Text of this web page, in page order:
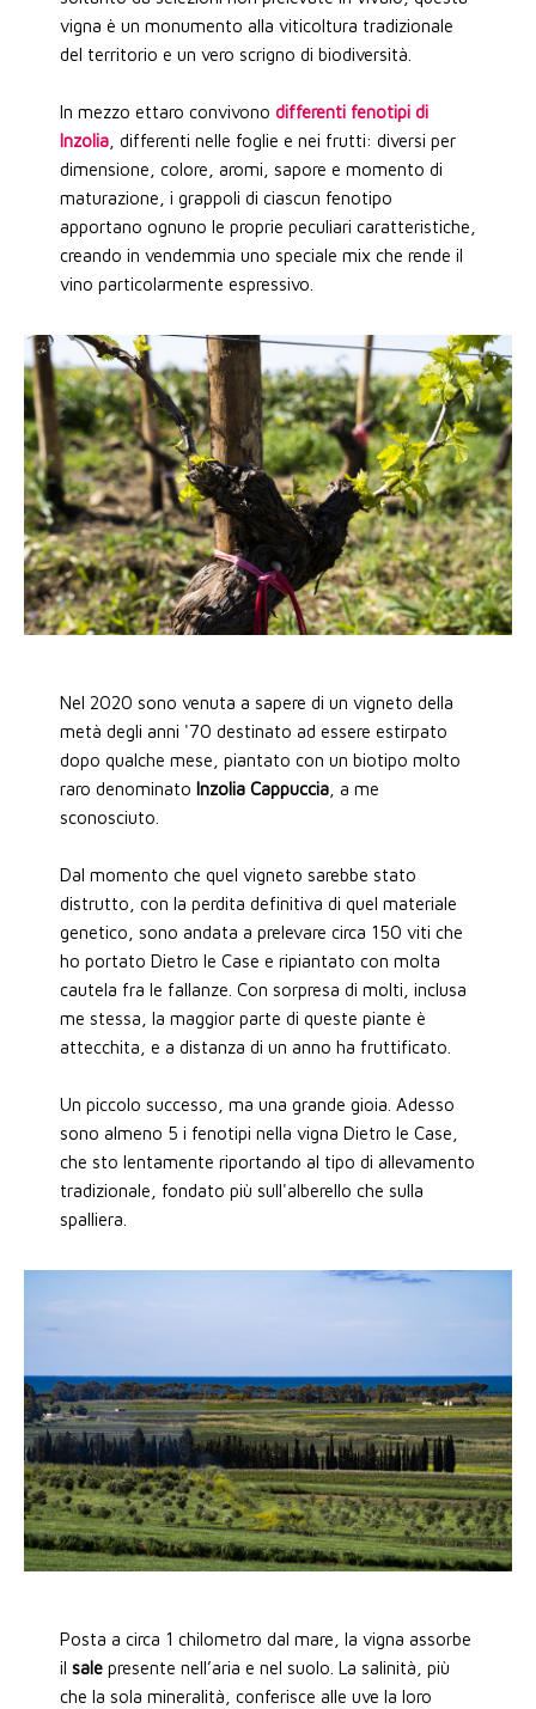
vigna è un monumento alla viticoltura tradizionale
del territorio e un vero scrigno di biodiversità.
In mezzo ettaro convivono differenti fenotipi di
Inzolia , differenti nelle foglie e nei frutti: diversi per
dimensione, colore, aromi, sapore e momento di
maturazione, i grappoli di ciascun fenotipo
apportano ognuno le proprie peculiari caratteristiche,
creando in vendemmia uno speciale mix che rende il
vino particolarmente espressivo.
Nel 2020 sono venuta a sapere di un vigneto della
metà degli anni '70 destinato ad essere estirpato
dopo qualche mese, piantato con un biotipo molto
raro denominato Inzolia Cappuccia , a me
sconosciuto.
Dal momento che quel vigneto sarebbe stato
distrutto, con la perdita definitiva di quel materiale
genetico, sono andata a prelevare circa 150 viti che
ho portato Dietro le Case e ripiantato con molta
cautela fra le fallanze. Con sorpresa di molti, inclusa
me stessa, la maggior parte di queste piante è
attecchita, e a distanza di un anno ha fruttificato.
Un piccolo successo, ma una grande gioia. Adesso
sono almeno 5 i fenotipi nella vigna Dietro le Case,
che sto lentamente riportando al tipo di allevamento
tradizionale, fondato più sull'alberello che sulla
spalliera.
Posta a circa 1 chilometro dal mare, la vigna assorbe
il sale presente nell’aria e nel suolo. La salinità, più
che la sola mineralità, conferisce alle uve la loro